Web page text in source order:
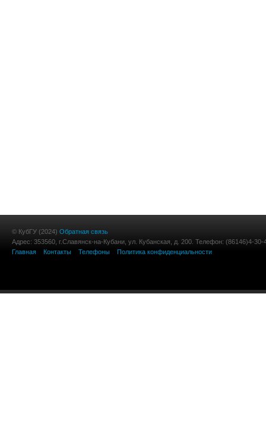
© КубГУ (2024) Обратная связь
Адрес: 353560, г.Славянск-на-Кубани, ул. Кубанская, д. 200. Телефон: (86146)4-30-
Главная
Контакты Телефоны Политика конфиденциальности